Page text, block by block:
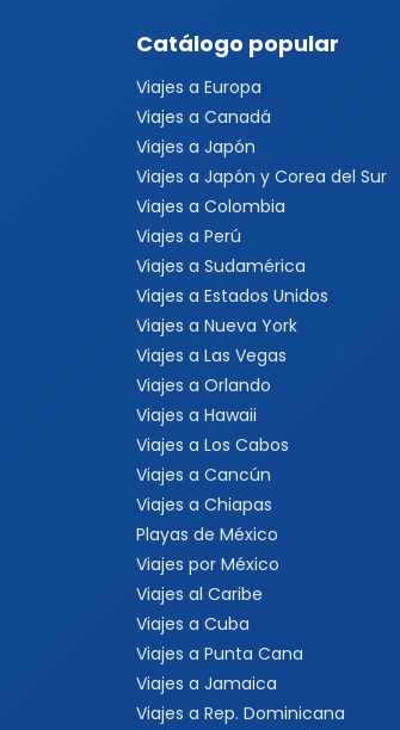
Catálogo popular
Viajes a Europa
Viajes a Canadá
Viajes a Japón
Viajes a Japón y Corea del Sur
Viajes a Colombia
Viajes a Perú
Viajes a Sudamérica
Viajes a Estados Unidos
Viajes a Nueva York
Viajes a Las Vegas
Viajes a Orlando
Viajes a Hawaii
Viajes a Los Cabos
Viajes a Cancún
Viajes a Chiapas
Playas de México
Viajes por México
Viajes al Caribe
Viajes a Cuba
Viajes a Punta Cana
Viajes a Jamaica
Viajes a Rep. Dominicana